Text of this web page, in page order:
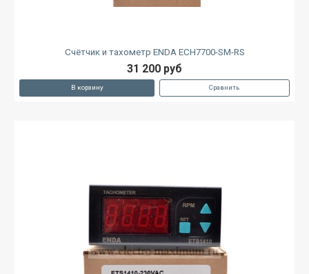
Счётчик и тахометр ENDA ECH7700-SM-RS
31 200 руб
В корзину Сравнить